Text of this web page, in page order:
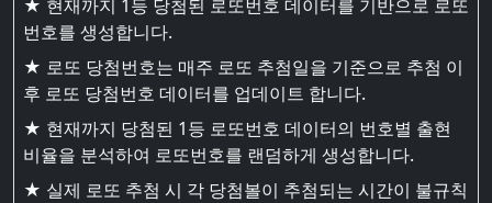
★ 현재까지 1등 당첨된 로또번호 데이터를 기반으로 로또
번호를 생성합니다.
★ 로또 당첨번호는 매주 로또 추첨일을 기준으로 추첨 이
후 로또 당첨번호 데이터를 업데이트 합니다.
★ 현재까지 당첨된 1등 로또번호 데이터의 번호별 출현
비율을 분석하여 로또번호를 랜덤하게 생성합니다.
★ 실제 로또 추첨 시 각 당첨볼이 추첨되는 시간이 불규칙